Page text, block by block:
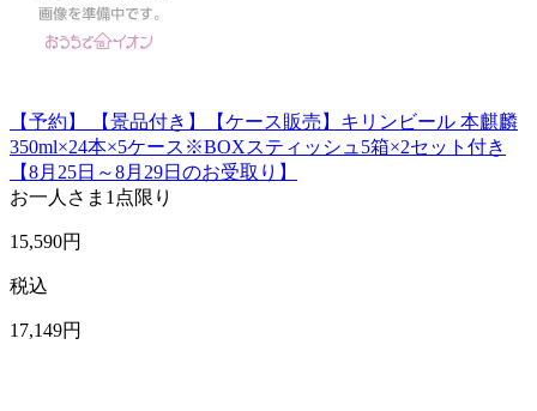
【予約】 【景品付き】【ケース販売】キリンビール 本麒麟
350ml×24本×5ケース※BOXスティッシュ5箱×2セット付き
【8月25日～8月29日のお受取り】
お一人さま 1点限り
15,590円
税込
17,149円